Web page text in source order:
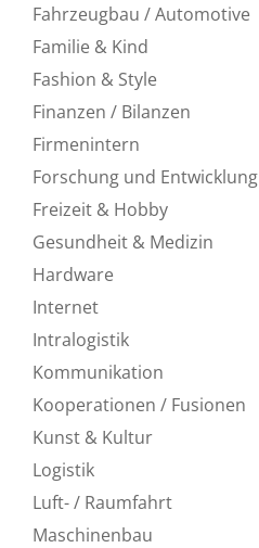
Fahrzeugbau / Automotive
Familie & Kind
Fashion & Style
Finanzen / Bilanzen
Firmenintern
Forschung und Entwicklung
Freizeit & Hobby
Gesundheit & Medizin
Hardware
Internet
Intralogistik
Kommunikation
Kooperationen / Fusionen
Kunst & Kultur
Logistik
Luft- / Raumfahrt
Maschinenbau